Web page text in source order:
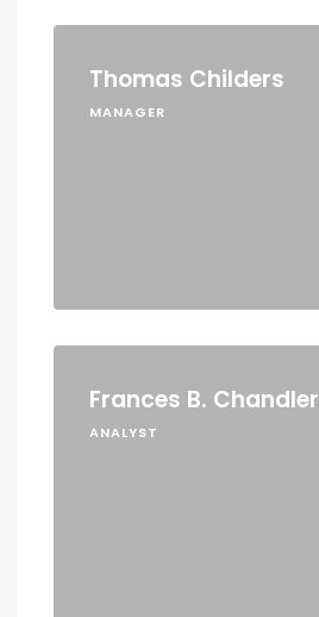
Thomas Childers
MANAGER
Frances B. Chandler
ANALYST